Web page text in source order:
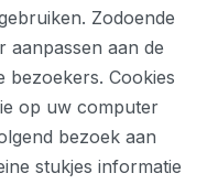
Zodoende
aanpassen aan de
Cookies
op uw computer
bezoek aan
stukjes informatie